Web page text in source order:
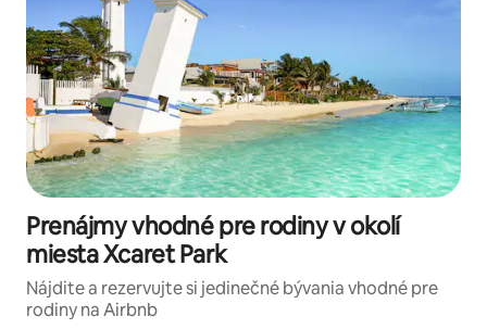
Prenájmy vhodné pre rodiny v okolí
miesta Xcaret Park
Nájdite a rezervujte si jedinečné bývania vhodné pre
rodiny na Airbnb